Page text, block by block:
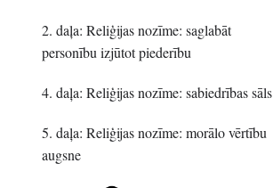
2. daļa: Reliģijas nozīme: saglabāt
personību izjūtot piederību
4. daļa: Reliģijas nozīme: sabiedrības sāls
5. daļa: Reliģijas nozīme: morālo vērtību
augsne